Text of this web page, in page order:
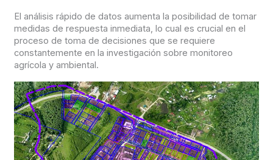
El análisis rápido de datos aumenta la posibilidad de tomar
medidas de respuesta inmediata, lo cual es crucial en el
proceso de toma de decisiones que se requiere
constantemente en la investigación sobre monitoreo
agrícola y ambiental.